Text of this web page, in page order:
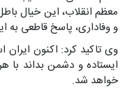
معظم انقلاب، این خیال
و وفاداری، پاسخ قاطعی به
وی تاکید کرد: اکنون ایران
ایستاده و دشمن بداند با
خواهد شد.